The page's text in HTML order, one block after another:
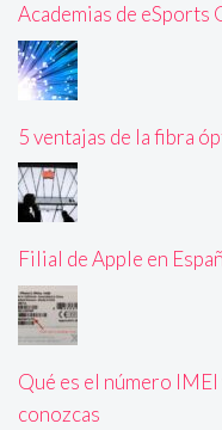
Academias de eSports
5 ventajas de la fibra
Filial de Apple en
Qué es el número
conozcas